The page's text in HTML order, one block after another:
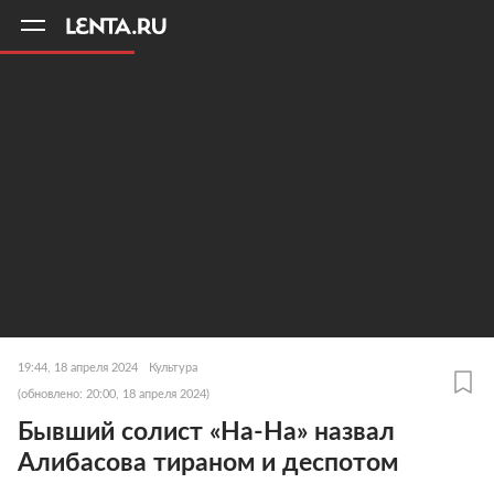
19:44, 18 апреля 2024 Культура
(обновлено: 20:00, 18 апреля 2024)
Бывший солист «На-На» назвал
Алибасова тираном и деспотом